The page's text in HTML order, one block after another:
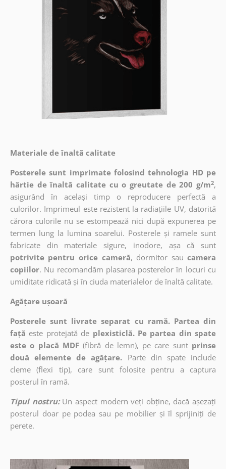
Materiale de înaltă calitate
Posterele sunt imprimate folosind tehnologia HD pe
hârtie de înaltă calitate cu o greutate de 200 g/m2,
asigurând în același timp o reproducere perfectă a
culorilor. Imprimeul este rezistent la radiațiile UV, datorită
cărora culorile nu se estompează nici după expunerea pe
termen lung la lumina soarelui. Posterele și ramele sunt
fabricate din materiale sigure, inodore, așa că sunt
potrivite pentru orice cameră, dormitor sau camera
copiilor. Nu recomandăm plasarea posterelor în locuri cu
umiditate ridicată și în ciuda materialelor de înaltă calitate.
Agățare ușoară
Posterele sunt livrate separat cu ramă. Partea din
față este protejată de plexisticlă. Pe partea din spate
este o placă MDF (fibră de lemn), pe care sunt prinse
două elemente de agățare. Parte din spate include
cleme (flexi tip), care sunt folosite pentru a captura
posterul în ramă.
Tipul nostru: Un aspect modern veți obține, dacă așezați
posterul doar pe podea sau pe mobilier și îl sprijiniți de
perete.